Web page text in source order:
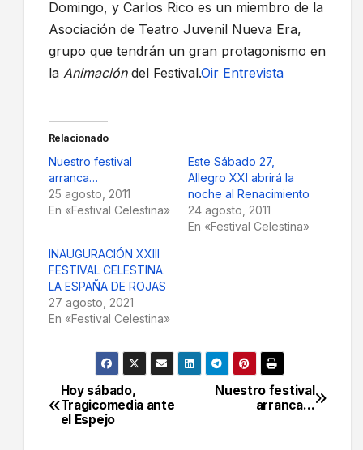
Domingo, y Carlos Rico es un miembro de la
Asociación de Teatro Juvenil Nueva Era,
grupo que tendrán un gran protagonismo en
la Animacióndel Festival.Oir Entrevista
Relacionado
Nuestro festival
arranca…
25 agosto, 2011
En «Festival Celestina»
Este Sábado 27,
Allegro XXI abrirá la
noche al Renacimiento
24 agosto, 2011
En «Festival Celestina»
INAUGURACIÓN XXIII
FESTIVAL CELESTINA.
LA ESPAÑA DE ROJAS
27 agosto, 2021
En «Festival Celestina»
Navegación
de
Nuestro festival
arranca…
Hoy sábado,
Tragicomedia ante
el Espejo